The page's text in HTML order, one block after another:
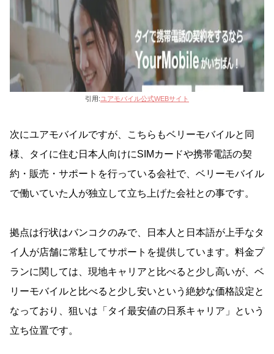
引用: ユアモバイル公式WEBサイト
次にユアモバイルですが、こちらもベリーモバイルと同
様、タイに住む日本人向けにSIMカードや携帯電話の契
約・販売・サポートを行っている会社で、ベリーモバイル
で働いていた人が独立して立ち上げた会社との事です。
拠点は行状はバンコクのみで、日本人と日本語が上手なタ
イ人が店舗に常駐してサポートを提供しています。料金プ
ランに関しては、現地キャリアと比べると少し高いが、ベ
リーモバイルと比べると少し安いという絶妙な価格設定と
なっており、狙いは「タイ最安値の日系キャリア」という
立ち位置です。